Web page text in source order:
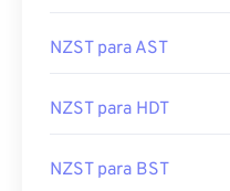
NZST para AST
NZST para HDT
NZST para BST